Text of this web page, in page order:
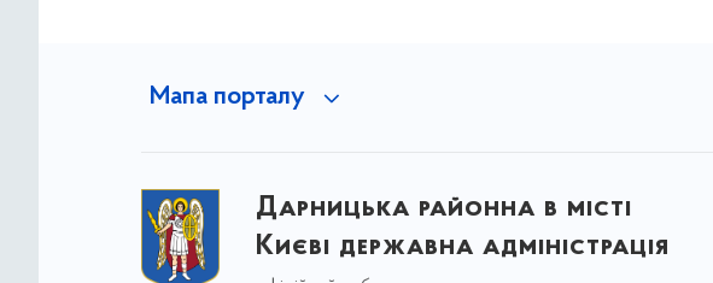
Мапа порталу
Дарницька районна в місті
Києві державна адміністрація